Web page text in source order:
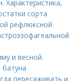
Характеристика,
сорта
рефлюксной
и весной.
батуна
пересаживать и